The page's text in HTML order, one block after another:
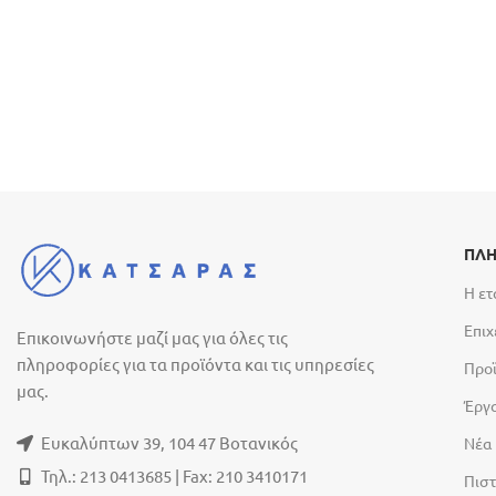
Επικοινωνήστε μαζί μας για όλες τις
πληροφορίες για τα προϊόντα και τις υπηρεσίες
μας.
Ευκαλύπτων 39, 104 47 Βοτανικός
Τηλ.: 213 0413685 | Fax: 210 3410171
Η
Νέα